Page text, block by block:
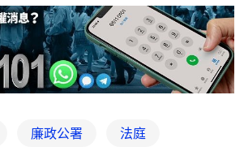
廉政公署 法庭